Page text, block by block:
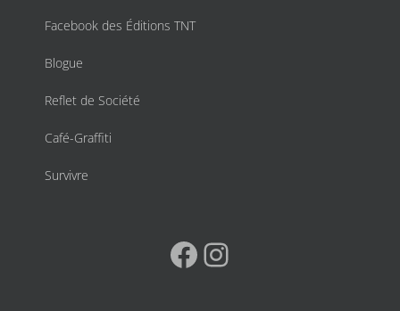
Facebook des Éditions TNT
Blogue
Reflet de Société
Café-Graffiti
Survivre
Facebook